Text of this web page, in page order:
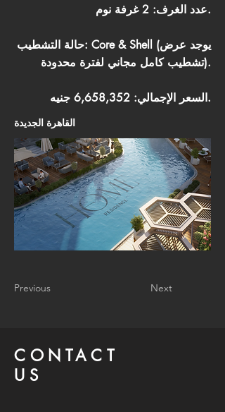
عدد الغرف: 2 غرفة نوم.
حالة التشطيب: Core & Shell (يوجد عرض
تشطيب كامل مجاني لفترة محدودة).
السعر الإجمالي: 6,658,352 جنيه.
القاهرة الجديدة
Previous Next
CONTACT
US